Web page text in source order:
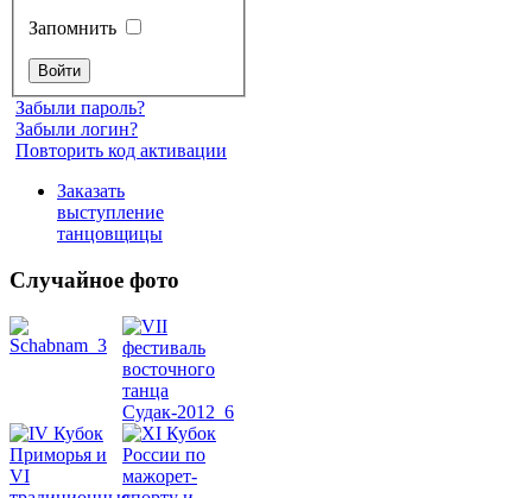
Запомнить
Забыли пароль?
Забыли логин?
Повторить код активации
Заказать
выступление
танцовщицы
Случайное фото